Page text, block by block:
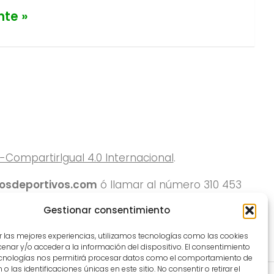
Gestionar consentimiento
las mejores experiencias, utilizamos tecnologías como las cookies
y/o acceder a la información del dispositivo. El consentimiento
nos permitirá procesar datos como el comportamiento de
o las identificaciones únicas en este sitio. No consentir o retirar el
»
4.0 Internacional.
ó llamar al número 310 453